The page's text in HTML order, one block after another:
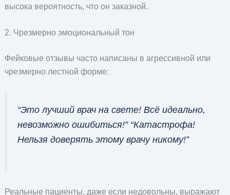
высока вероятность, что он заказной.
2. Чрезмерно эмоциональный тон
Фейковые отзывы часто написаны в агрессивной или
чрезмерно лестной форме:
“Это лучший врач на свете! Всё идеально,
невозможно ошибиться!” “Катастрофа!
Нельзя доверять этому врачу никому!”
Реальные пациенты, даже если недовольны, выражают